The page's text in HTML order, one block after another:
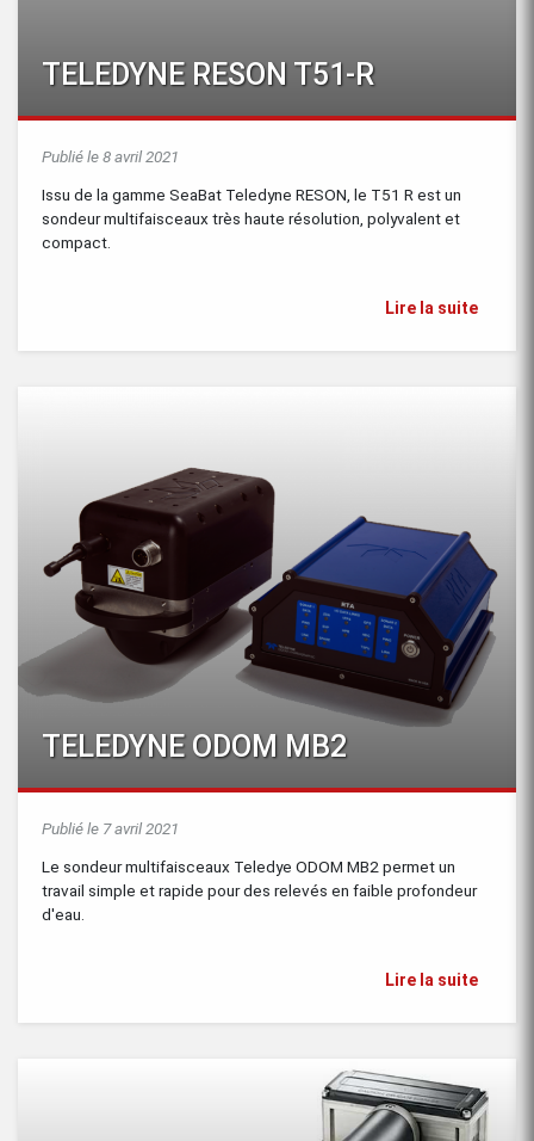
TELEDYNE RESON T51-R
Publié le 8 avril 2021
Issu de la gamme SeaBat Teledyne RESON, le T51 R est un
sondeur multifaisceaux très haute résolution, polyvalent et
compact.
Lire la suite
TELEDYNE ODOM MB2
Publié le 7 avril 2021
Le sondeur multifaisceaux Teledye ODOM MB2 permet un
travail simple et rapide pour des relevés en faible profondeur
d'eau.
Lire la suite